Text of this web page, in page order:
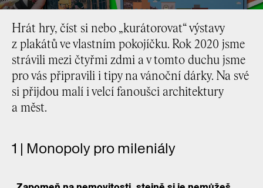
Hrát hry, číst si nebo „kurátorovat“ výstavy
z plakátů ve vlastním pokojíčku. Rok 2020 jsme
strávili mezi čtyřmi zdmi a v tomto duchu jsme
pro vás připravili i tipy na vánoční dárky. Na své
si přijdou malí i velcí fanoušci architektury
a měst.
1 | Monopoly pro mileniály